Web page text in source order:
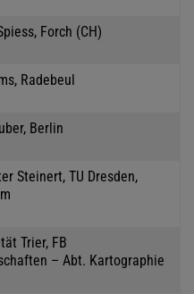
Forch (CH)
Radebeul
Berlin
Steinert, TU Dresden,
Trier, FB
– Abt. Kartographie